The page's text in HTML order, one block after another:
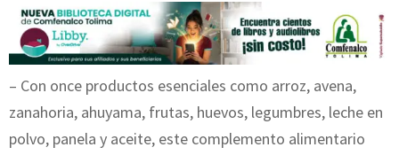
– Con once productos esenciales como arroz, avena,
zanahoria, ahuyama, frutas, huevos, legumbres, leche en
polvo, panela y aceite, este complemento alimentario